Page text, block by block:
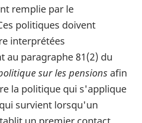
remplie par le
politiques doivent
interprétées
au paragraphe 81(2) du
sur les pensions afin
la politique qui s'applique
survient lorsqu'un